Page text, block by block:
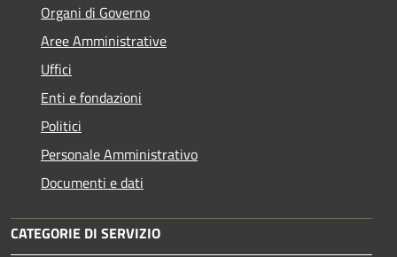
Organi di Governo
Aree Amministrative
Uffici
Enti e fondazioni
Politici
Personale Amministrativo
Documenti e dati
CATEGORIE DI SERVIZIO